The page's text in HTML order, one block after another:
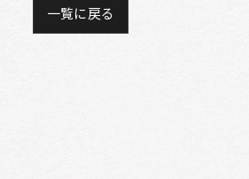
一覧に戻る